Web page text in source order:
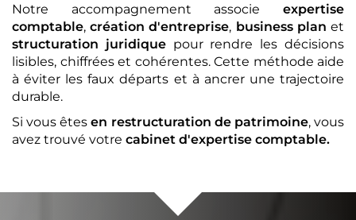
Notre accompagnement associe expertise
comptable,création d'entreprise, business plan et
structuration juridiquepour rendre les décisions
lisibles, chiffrées et cohérentes. Cette méthode aide
à éviter les faux départs et à ancrer une trajectoire
durable.
Si vous êtesen restructuration de patrimoine, vous
avez trouvé votre cabinet d'expertise comptable.